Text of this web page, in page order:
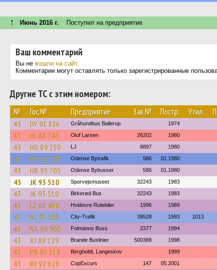
↑ Июнь 2016 г. Поступил на предприятие
Ваш комментарий
Вы не вошли на сайт.
Комментарии могут оставлять только зарегистрированные
Другие ТС с этим номером:
№ Гос.№ Предприятие Зав.№ Постр. Утил.
43 DY 91 826 Gråhundbus Ballerup 1974
43 HL 88 745 Oluf Larsen 26202 1980
43 HD 89 250 LJ 8897 1980
43 HB 95 705 Odense Bytrafik 586 01.1980
43 HB 95 705 Odense Bybusser 586 01.1980
43 JK 93 510 Sporvejsmuseet 32243 1983
43 JK 93 510 Birkerød Bus 32243 1983
43 LZ 88 460 Hvidovre Rutebiler 1996 1989
43 NC 97 503 City-Trafik 39528 1993 2013
43 NX 90 900 Folmanns Buss 2377 1994
43 XJ 89 129 Brande Buslinier 500388 1998
43 PR 93 513 Bergholdt, Langeskov 1999
43 RV 92 628 CopExcurs 147 05.2001